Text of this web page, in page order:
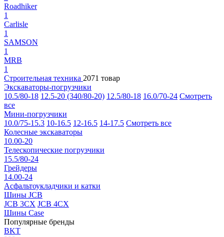
Roadhiker
1
Carlisle
1
SAMSON
1
MRB
1
Строительная техника 2071 товар
Экскаваторы-погрузчики
10.5/80-18 12.5-20 (340/80-20) 12.5/80-18 16.0/70-24 Смотреть
все
Мини-погрузчики
10.0/75-15.3 10-16.5 12-16.5 14-17.5 Смотреть все
Колесные экскаваторы
10.00-20
Телескопические погрузчики
15.5/80-24
Грейдеры
14.00-24
Асфальтоукладчики и катки
Шины JCB
JCB 3CX JCB 4CX
Шины Case
Популярные бренды
BKT